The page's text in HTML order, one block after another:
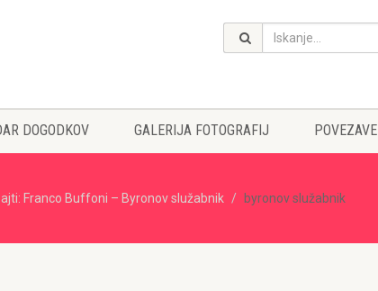
DOGODKOV GALERIJA FOTOGRAFIJ POVEZAVE
Franco Buffoni – Byronov služabnik byronov služabnik